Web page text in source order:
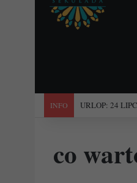
INFO "Święta
co